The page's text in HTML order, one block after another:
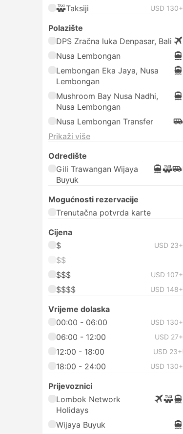
Taksiji USD 130+
Polazište
DPS Zračna luka Denpasar, Bali
Nusa Lembongan
Lembongan Eka Jaya, Nusa
Lembongan
Mushroom Bay Nusa Nadhi,
Nusa Lembongan
Nusa Lembongan Transfer
Prikaži više
Odredište
Gili Trawangan Wijaya
Buyuk
Mogućnosti rezervacije
Trenutačna potvrda karte
Cijena
$
USD 23+
$$
$$$
USD 107+
$$$$ USD 148+
Vrijeme dolaska
00:00 - 06:00
USD 130+
06:00 - 12:00 USD 27+
12:00 - 18:00 USD 23+
18:00 - 24:00 USD 130+
Prijevoznici
Lombok Network
Holidays
Wijaya Buyuk